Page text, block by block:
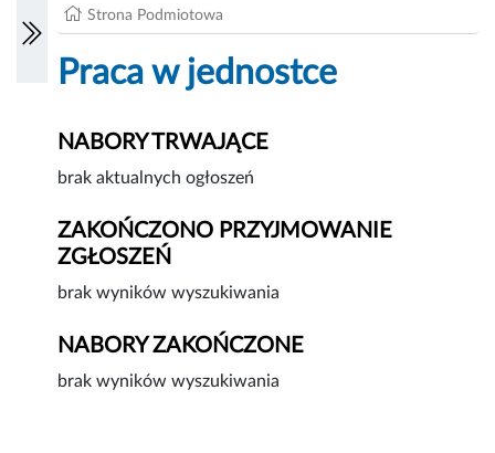
Strona Podmiotowa
Praca w jednostce
NABORY TRWAJĄCE
brak aktualnych ogłoszeń
ZAKOŃCZONO PRZYJMOWANIE
ZGŁOSZEŃ
brak wyników wyszukiwania
NABORY ZAKOŃCZONE
brak wyników wyszukiwania